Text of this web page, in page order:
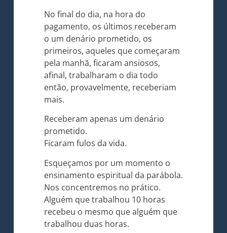
No final do dia, na hora do
pagamento, os últimos receberam
o um denário prometido, os
primeiros, aqueles que começaram
pela manhã, ficaram ansiosos,
afinal, trabalharam o dia todo
então, provavelmente, receberiam
mais.
Receberam apenas um denário
prometido.
Ficaram fulos da vida.
Esqueçamos por um momento o
ensinamento espiritual da parábola.
Nos concentremos no prático.
Alguém que trabalhou 10 horas
recebeu o mesmo que alguém que
trabalhou duas horas.